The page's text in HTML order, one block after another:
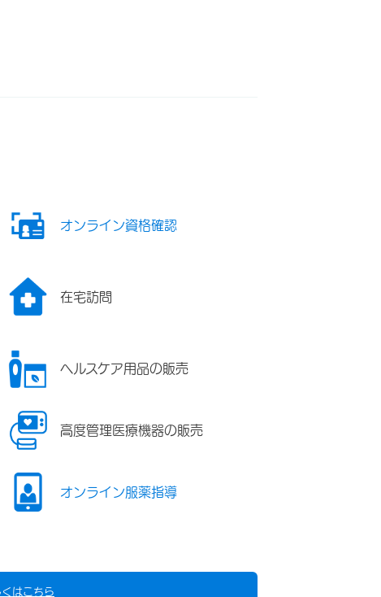
オンライン資格確認
在宅訪問
ヘルスケア用品の販売
高度管理医療機器の販売
オンライン服薬指導
はこちら